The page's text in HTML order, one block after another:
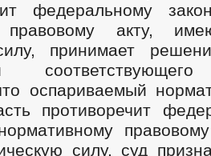
федеральному
правовому акту,
принимает
соответствующего
оспариваемый
противоречит
силу, суд